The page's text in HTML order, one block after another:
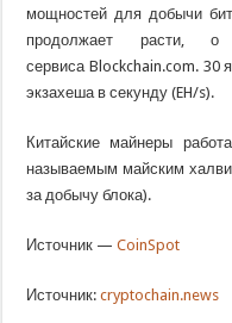
мощностей для добычи
продолжает расти, о
сервиса Blockchain.com. 30
экзахеша в секунду (EH/s).
Китайские майнеры
называемым майским
за добычу блока).
Источник —CoinSpot
Источник: cryptochain.news